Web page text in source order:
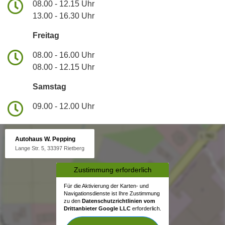
08.00 - 12.15 Uhr
13.00 - 16.30 Uhr
Freitag
08.00 - 16.00 Uhr
08.00 - 12.15 Uhr
Samstag
09.00 - 12.00 Uhr
Autohaus W. Pepping
Lange Str. 5, 33397 Rietberg
Zustimmung erforderlich
Für die Aktivierung der Karten- und
Navigationsdienste ist Ihre Zustimmung
zu den Datenschutzrichtlinien vom
Drittanbieter Google LLC erforderlich.